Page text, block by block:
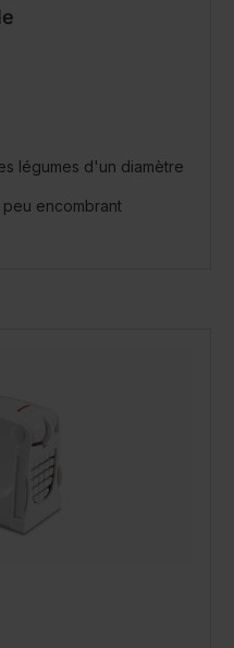
légumes d'un diamètre
encombrant